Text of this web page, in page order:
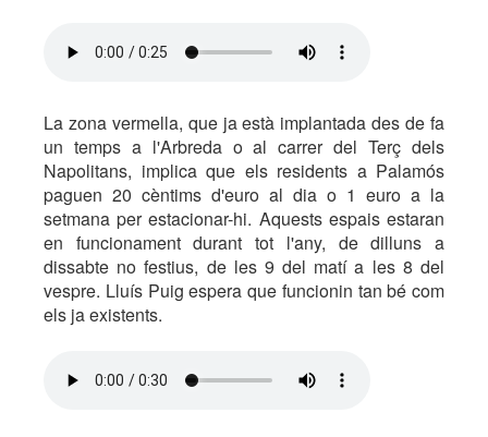
La zona vermella, que ja està implantada des de fa
un temps a l'Arbreda o al carrer del Terç dels
Napolitans, implica que els residents a Palamós
paguen 20 cèntims d'euro al dia o 1 euro a la
setmana per estacionar-hi. Aquests espais estaran
en funcionament durant tot l'any, de dilluns a
dissabte no festius, de les 9 del matí a les 8 del
vespre. Lluís Puig espera que funcionin tan bé com
els ja existents.